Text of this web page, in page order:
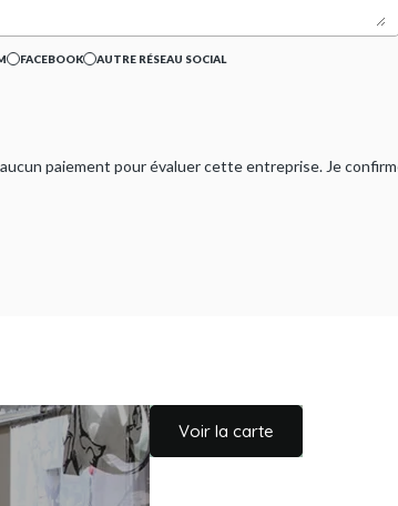
FACEBOOK AUTRE RÉSEAU SOCIAL
paiement pour évaluer cette entreprise. Je
Voir la carte